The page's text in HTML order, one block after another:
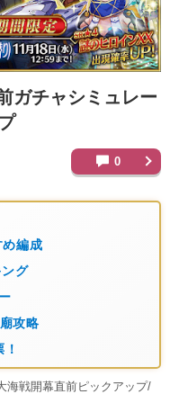
ガチャシミュレー
0
め編成
グ
攻略
海戦開幕直前ピックアップ/